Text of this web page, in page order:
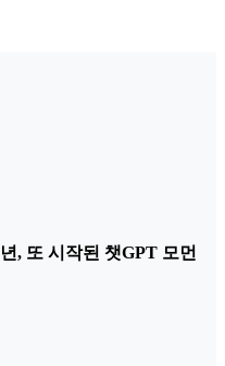
, 또 시작된 챗GPT 모먼